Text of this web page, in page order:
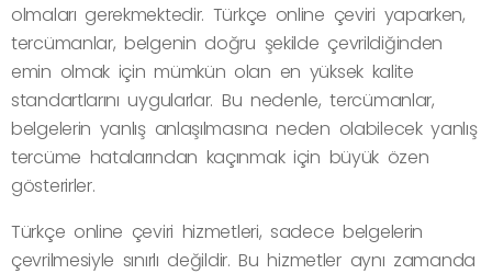
olmaları gerekmektedir. Türkçe online çeviri yaparken,
tercümanlar, belgenin doğru şekilde çevrildiğinden
emin olmak için mümkün olan en yüksek kalite
standartlarını uygularlar. Bu nedenle, tercümanlar,
belgelerin yanlış anlaşılmasına neden olabilecek yanlış
tercüme hatalarından kaçınmak için büyük özen
gösterirler.
Türkçe online çeviri hizmetleri, sadece belgelerin
çevrilmesiyle sınırlı değildir. Bu hizmetler aynı zamanda